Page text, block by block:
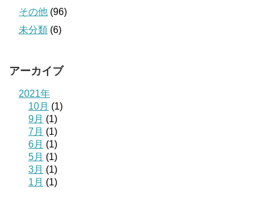
その他 (96)
未分類 (6)
アーカイブ
2021年
10月 (1)
9月 (1)
7月 (1)
6月 (1)
5月 (1)
3月 (1)
1月 (1)